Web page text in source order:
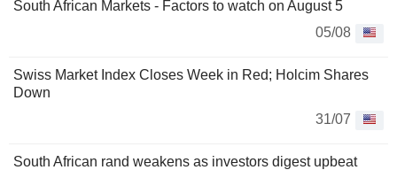
South African Markets - Factors to watch on August 5
05/08
Swiss Market Index Closes Week in Red; Holcim Shares
Down
31/07
South African rand weakens as investors digest upbeat